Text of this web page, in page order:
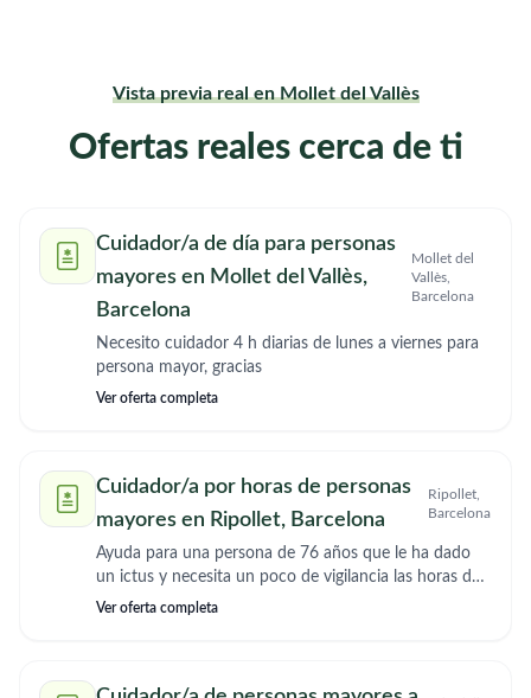
Vista previa real en Mollet del Vallès
Ofertas reales cerca de ti
Cuidador/a de día para personas
mayores en Mollet del Vallès,
Barcelona
Mollet del
Vallès,
Barcelona
Necesito cuidador 4 h diarias de lunes a viernes para
persona mayor, gracias
Ver oferta completa
Cuidador/a por horas de personas
mayores en Ripollet, Barcelona
Ripollet,
Barcelona
Ayuda para una persona de 76 años que le ha dado
un ictus y necesita un poco de vigilancia las horas del
desayuno comida y cena, se puede mover sin
Ver oferta completa